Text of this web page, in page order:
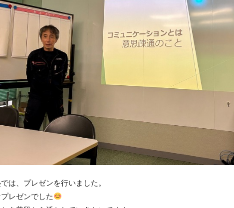
は、プレゼンを行いました。
レゼンでした